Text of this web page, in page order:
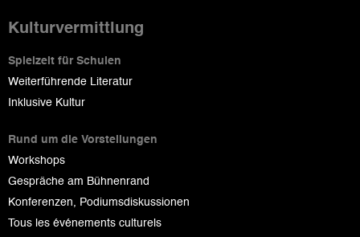
Kulturvermittlung
Spielzeit für Schulen
Weiterführende Literatur
Inklusive Kultur
Rund um die Vorstellungen
Workshops
Gespräche am Bühnenrand
Konferenzen, Podiumsdiskussionen
Tous les événements culturels